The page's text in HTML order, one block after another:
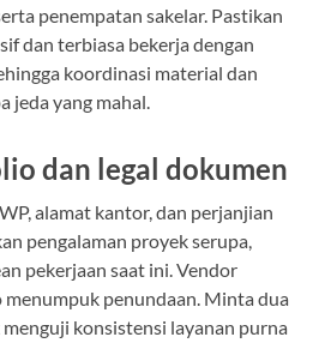
penempatan sakelar. Pastikan
dan terbiasa bekerja dengan
koordinasi material dan
jeda yang mahal.
dan legal dokumen
alamat kantor, dan perjanjian
pengalaman proyek serupa,
pekerjaan saat ini. Vendor
penundaan. Minta dua
konsistensi layanan purna